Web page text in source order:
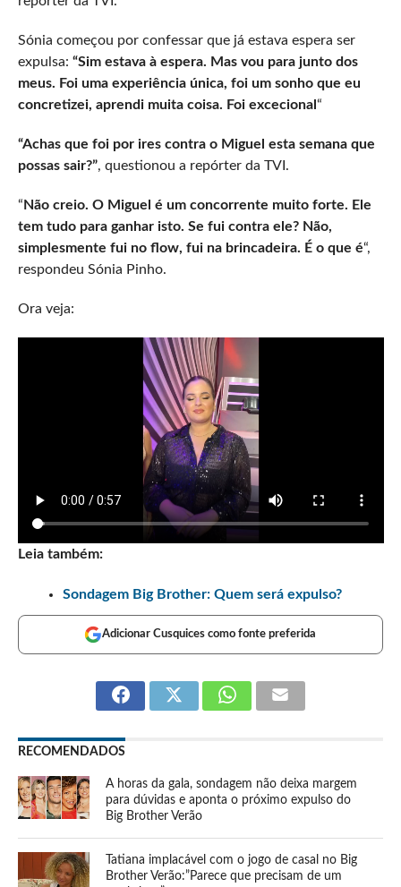
Sónia começou por confessar que já estava espera ser
expulsa: “Sim estava à espera. Mas vou para junto dos
meus. Foi uma experiência única, foi um sonho que eu
concretizei, aprendi muita coisa. Foi excecional “
“Achas que foi por ires contra o Miguel esta semana que
possas sair?”, questionou a repórter da TVI.
“ Não creio. O Miguel é um concorrente muito forte. Ele
tem tudo para ganhar isto. Se fui contra ele? Não,
simplesmente fui no flow, fui na brincadeira. É o que é“,
respondeu Sónia Pinho.
Ora veja:
Leia também:
Sondagem Big Brother: Quem será expulso?
Adicionar Cusquices como fonte preferida
RECOMENDADOS
A horas da gala, sondagem não deixa margem
para dúvidas e aponta o próximo expulso do
Big Brother Verão
Tatiana implacável com o jogo de casal no Big
Brother Verão:”Parece que precisam de um